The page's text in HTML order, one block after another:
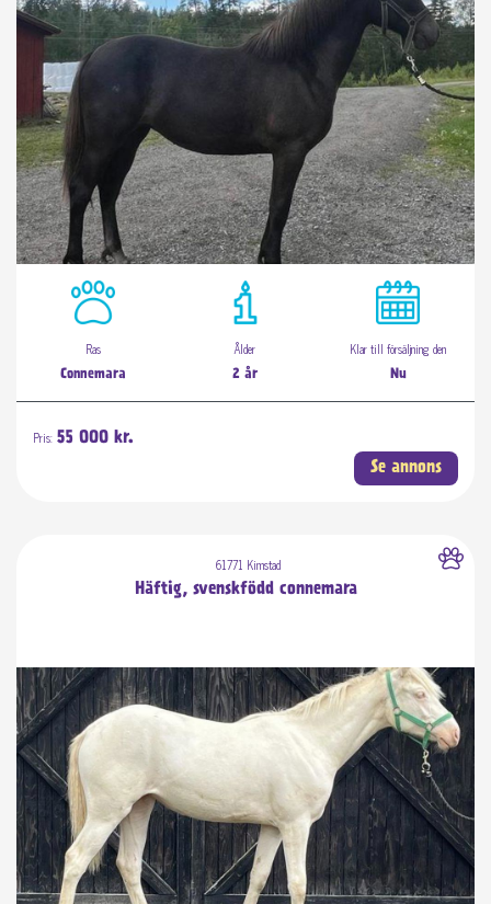
Ras
Connemara
Ålder
2 år
Klar till försäljning den
Nu
Pris: 55 000 kr.
Se annons
61771 Kimstad
Häftig, svenskfödd connemara